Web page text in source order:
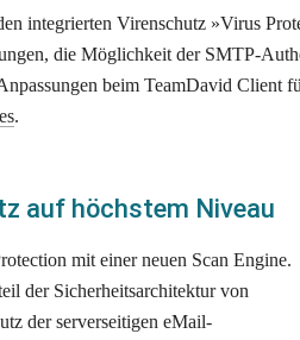
integrierten Virenschutz »Virus
die Möglichkeit der SMTP-
beim TeamDavid Client
.
auf höchstem Niveau
mit einer neuen Scan Engine.
der Sicherheitsarchitektur von
der serverseitigen eMail-